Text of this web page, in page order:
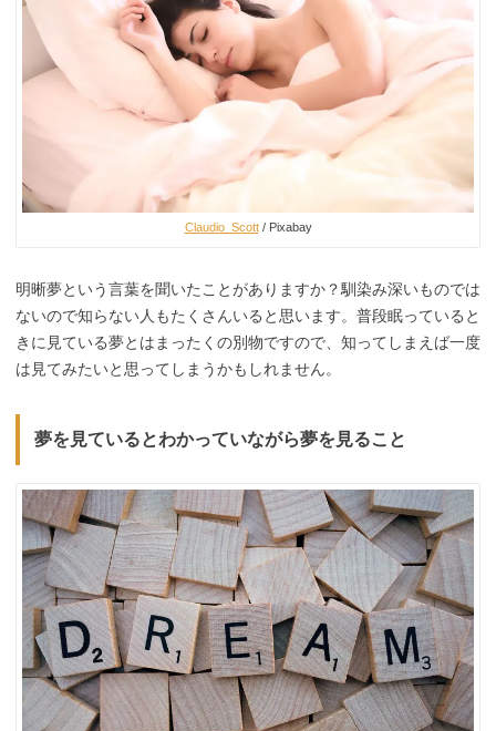
Claudio_Scott/ Pixabay
明晰夢という言葉を聞いたことがありますか？馴染み深いものでは
ないので知らない人もたくさんいると思います。普段眠っていると
きに見ている夢とはまったくの別物ですので、知ってしまえば一度
は見てみたいと思ってしまうかもしれません。
夢を見ているとわかっていながら夢を見ること